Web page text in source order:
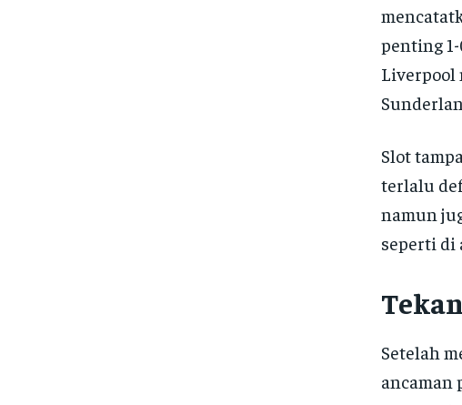
penting
Liverpool
Slot
terlalu
namun
seperti di
Setelah
ancaman